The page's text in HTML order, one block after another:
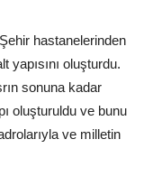
hastanelerinden
yapısını oluşturdu.
sonuna kadar
oluşturuldu ve bunu
ve milletin